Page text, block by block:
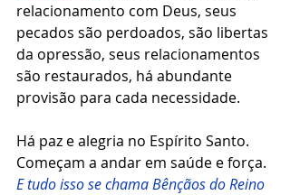
relacionamento com Deus, seus
pecados são perdoados, são libertas
da opressão, seus relacionamentos
são restaurados, há abundante
provisão para cada necessidade.
Há paz e alegria no Espírito Santo.
Começam a andar em saúde e força.
E tudo isso se chama Bênçãos do Reino